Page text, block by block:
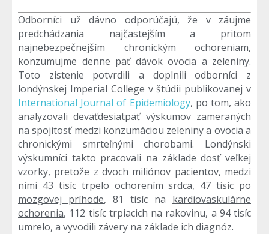
Odborníci už dávno odporúčajú, že v záujme
predchádzania najčastejším a pritom
najnebezpečnejším chronickým ochoreniam,
konzumujme denne päť dávok ovocia a zeleniny.
Toto zistenie potvrdili a doplnili odborníci z
londýnskej Imperial College v štúdii publikovanej v
International Journal of Epidemiology, po tom, ako
analyzovali deväťdesiatpäť výskumov zameraných
na spojitosť medzi konzumáciou zeleniny a ovocia a
chronickými smrteľnými chorobami. Londýnski
výskumníci takto pracovali na základe dosť veľkej
vzorky, pretože z dvoch miliónov pacientov, medzi
nimi 43 tisíc trpelo ochorením srdca, 47 tisíc po
mozgovej príhode, 81 tisíc na kardiovaskulárne
ochorenia, 112 tisíc trpiacich na rakovinu, a 94 tisíc
umrelo, a vyvodili závery na základe ich diagnóz.